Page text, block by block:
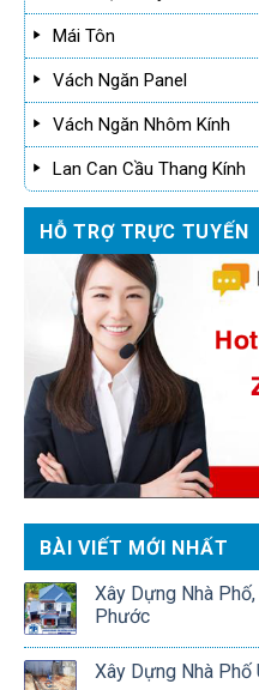
Mái Tôn
Vách Ngăn Panel
Vách Ngăn Nhôm Kính
Lan Can Cầu Thang Kính
HỖ TRỢ TRỰC TUYẾN
BÀI VIẾT MỚI NHẤT
Xây Dựng Nhà
Phước
Xây Dựng Nhà